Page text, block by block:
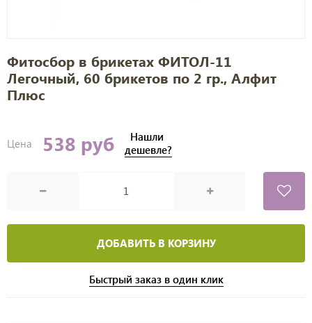
Фитосбор в брикетах ФИТОЛ-11
Легочный, 60 брикетов по 2 гр., Алфит
Плюс
Цена 538 руб
Нашли
дешевле?
ДОБАВИТЬ В КОРЗИНУ
Быстрый заказ в один клик